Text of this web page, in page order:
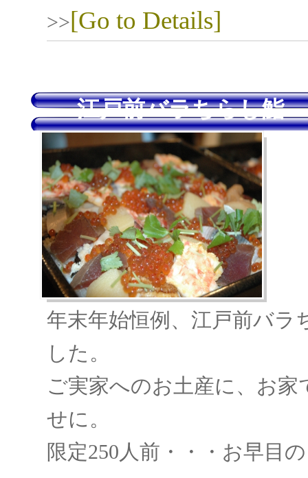
>>[Go to Details]
江戸前バラちらし鮨
年末年始恒例、江戸前バラ
した。
ご実家へのお土産に、お
せに。
限定250人前・・・お早目